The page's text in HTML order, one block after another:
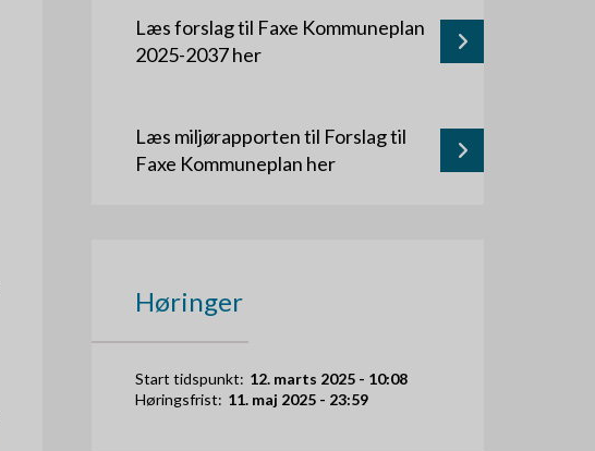
Læs forslag til Faxe Kommuneplan
2025-2037 her
Læs miljørapporten til Forslag til
Faxe Kommuneplan her
Høringer
Start tidspunkt: 12. marts 2025 - 10:08
Høringsfrist: 11. maj 2025 - 23:59